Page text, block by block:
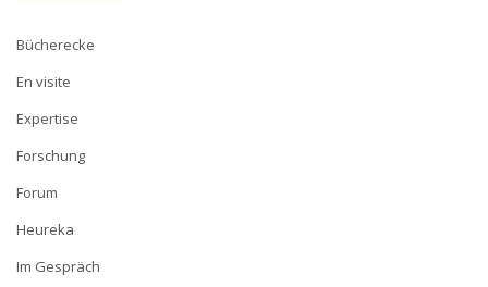
Bücherecke
En visite
Expertise
Forschung
Forum
Heureka
Im Gespräch